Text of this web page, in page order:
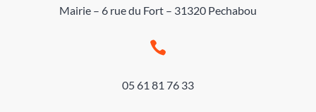
Mairie – 6 rue du Fort – 31320 Pechabou

05 61 81 76 33